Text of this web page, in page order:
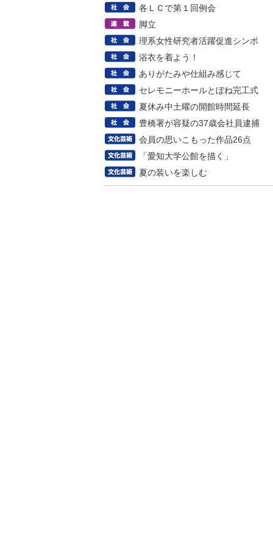
各ＬＣで第１回例会
脚立
理系女性研究者活躍促進シンポ
浴衣を着よう！
ありがたみや仕組み感じて
セレモニーホールとぼね完工式
夏休み中土曜の開館時間延長
豊橋署が容疑の37歳会社員逮捕
会員の思いこもった作品26点
「愛知大学公館を描く」
夏の装いを楽しむ